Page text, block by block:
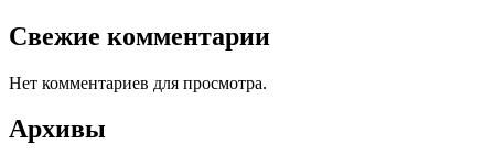
Свежие комментарии
Нет комментариев для просмотра.
Архивы